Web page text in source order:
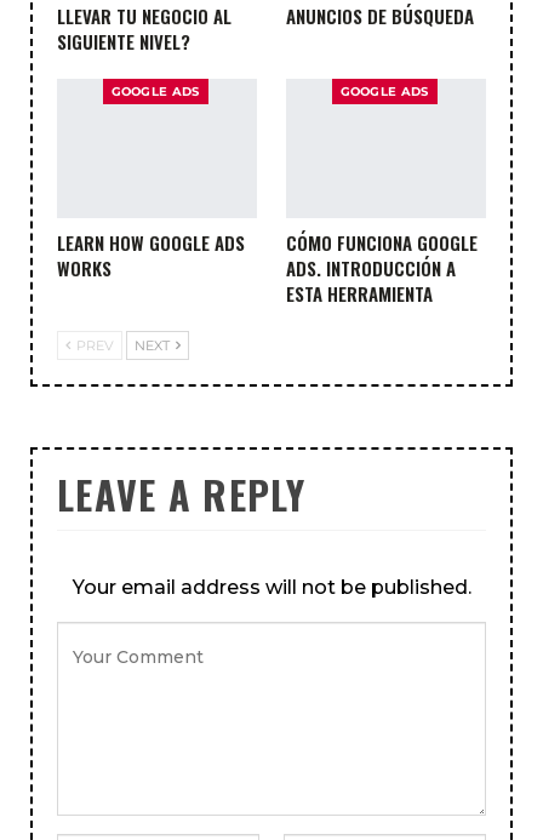
LLEVAR TU NEGOCIO AL
SIGUIENTE NIVEL?
ANUNCIOS DE BÚSQUEDA
GOOGLE ADS
LEARN HOW GOOGLE ADS
WORKS
GOOGLE ADS
CÓMO FUNCIONA GOOGLE
ADS. INTRODUCCIÓN A
ESTA HERRAMIENTA
PREV NEXT
LEAVE A REPLY
Your email address will not be published.